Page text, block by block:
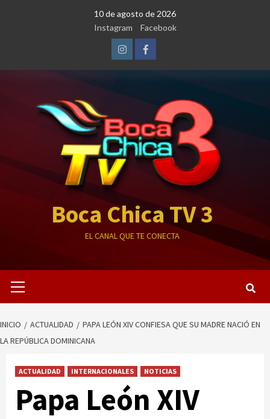
10 de agosto de 2026
Instagram
Facebook
InstagramFacebook
Boca Chica TV 3
EL CANAL QUE TE CONECTA
primario
INICIO ACTUALIDAD
PAPA LEÓN XIV CONFIESA QUE SU MADRE NACIÓ EN
LA REPÚBLICA DOMINICANA
ACTUALIDAD INTERNACIONALES NOTICIAS
Papa León XIV